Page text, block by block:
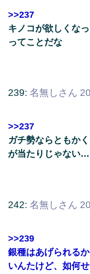
>>237
キノコが欲しくな
ってことだな
239: 名無しさん
>>237
ガチ勢ならともか
が当たりじゃない…
242: 名無しさん
>>239
銀種はあげられる
いんたけど、如何